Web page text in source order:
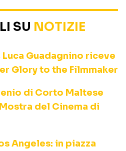
SU NOTIZIE
Guadagnino riceve
Glory to the Filmmaker
di Corto Maltese
del Cinema di
Angeles: in piazza